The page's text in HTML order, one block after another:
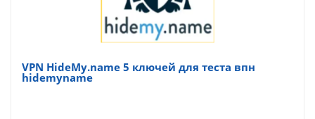
VPN HideMy.name 5 ключей для теста впн
hidemyname